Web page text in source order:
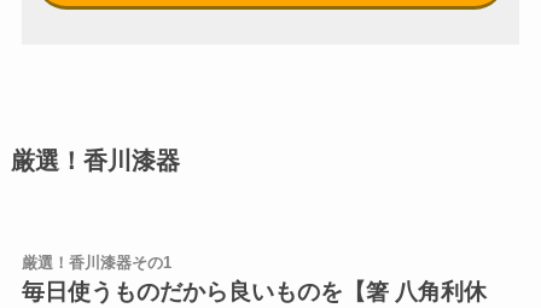
厳選！香川漆器
厳選！香川漆器その1
毎日使うものだから良いものを【箸 八角利休